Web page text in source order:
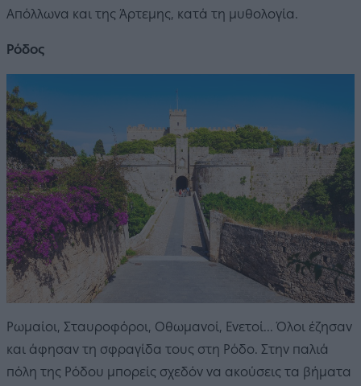
Απόλλωνα και της Άρτεμης, κατά τη μυθολογία.
Ρόδος
Ρωμαίοι, Σταυροφόροι, Οθωμανοί, Ενετοί... Όλοι έζησαν
και άφησαν τη σφραγίδα τους στη Ρόδο. Στην παλιά
πόλη της Ρόδου μπορείς σχεδόν να ακούσεις τα βήματα